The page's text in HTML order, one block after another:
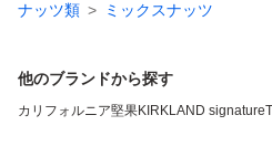
ナッツ類
ミックスナッツ
他のブランドから探す
カリフォルニア堅果KIRKLAND signature